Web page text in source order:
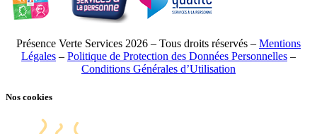
Présence Verte Services 2026 – Tous droits réservés – Mentions
Légales – Politique de Protection des Données Personnelles –
Conditions Générales d’Utilisation
Nos cookies